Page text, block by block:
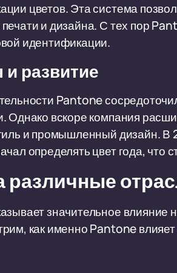
цветов. Эта система
и дизайна. С тех пор
идентификации.
развитие
Pantone
Однако вскоре компания
и промышленный дизайн. В
определять цвет года,
различные
значительное
как именно Pantone